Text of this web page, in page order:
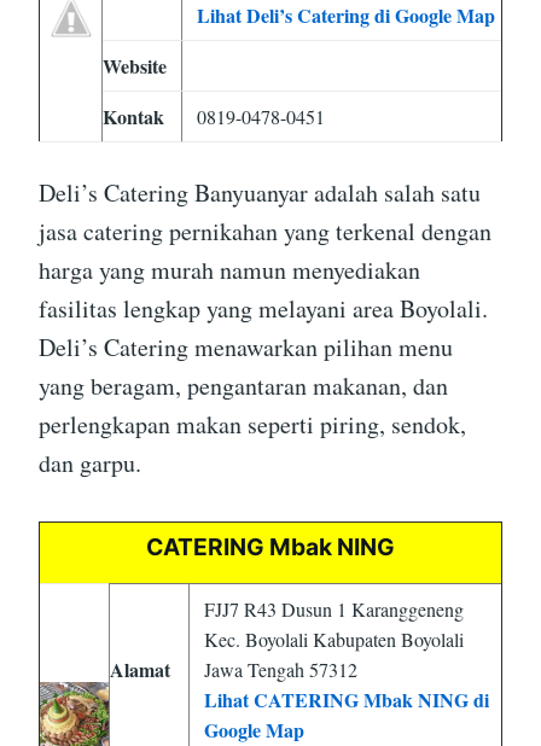
Lihat Deli’s Catering di Google Map
Website
Kontak
0819-0478-0451
Deli’s Catering Banyuanyar adalah salah satu
jasa catering pernikahan yang terkenal dengan
harga yang murah namun menyediakan
fasilitas lengkap yang melayani area Boyolali.
Deli’s Catering menawarkan pilihan menu
yang beragam, pengantaran makanan, dan
perlengkapan makan seperti piring, sendok,
dan garpu.
CATERING Mbak NING
Alamat
FJJ7 R43 Dusun 1 Karanggeneng
Kec. Boyolali Kabupaten Boyolali
Jawa Tengah 57312
Lihat CATERING Mbak NING di
Google Map